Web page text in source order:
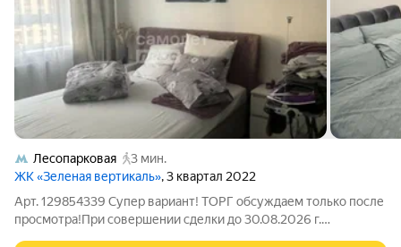
Лесопарковая
3 мин.
ЖК «Зеленая вертикаль», 3 квартал 2022
Арт. 129854339 Супер вариант! ТОРГ обсуждаем только после
просмотра!При совершении сделки до 30.08.2026 г.